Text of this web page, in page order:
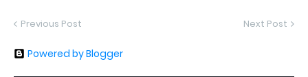
Previous Post Next Post
Powered by Blogger